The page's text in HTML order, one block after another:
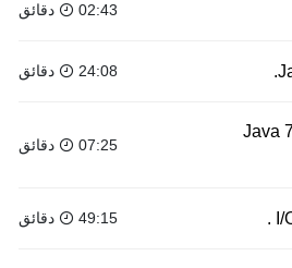
02:43 دقائق
24:08 دقائق
Java
07:25 دقائق
49:15 دقائق